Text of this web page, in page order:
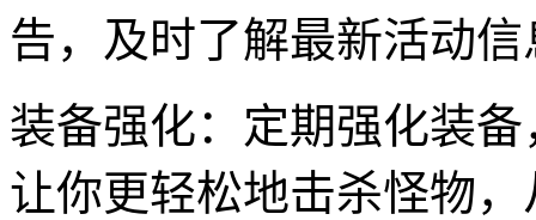
告，及时了解最新活动信
装备强化：定期强化装
让你更轻松地击杀怪物